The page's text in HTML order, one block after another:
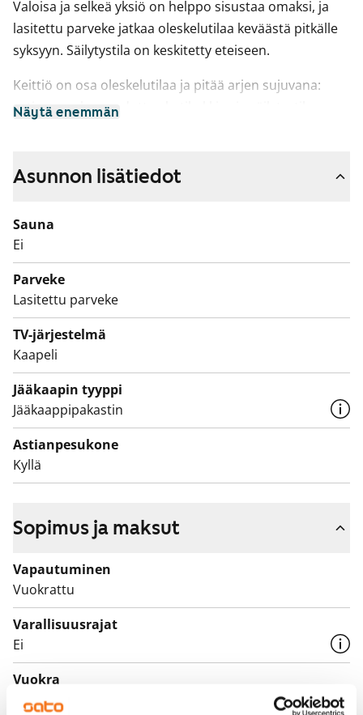
Valoisa ja selkeä yksiö on helppo sisustaa omaksi, ja
lasitettu parveke jatkaa oleskelutilaa keväästä pitkälle
syksyyn. Säilytystila on keskitetty eteiseen.
Keittiö on osa oleskelutilaa ja pitää arjen sujuvana:
astianpesukone odottaa kotikokkia , ja säilytystilaa on
tilaa myös pyykkihuollolle.
Varaa esittelyaika ja tule tutustumaan paikan päälle.
Ehkäpä tämä on uusi oma paikkasi.
Näytä enemmän
Asunnon lisätiedot
Sauna
Ei
Parveke
Lasitettu parveke
TV-järjestelmä
Kaapeli
Jääkaapin tyyppi
Jääkaappipakastin
Astianpesukone
Kyllä
Sopimus ja maksut
Vapautuminen
Vuokrattu
Varallisuusrajat
Ei
Vuokra